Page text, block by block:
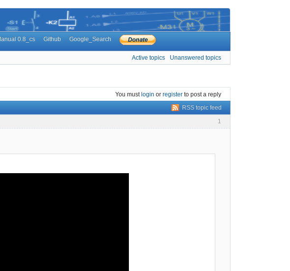
0.8_cs Github Google_Search
Active topics Unanswered topics
You mustlogin or register to post a reply
RSS topic feed
1